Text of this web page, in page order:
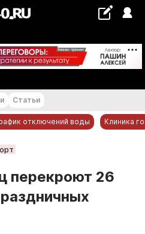
°С
Статьи
отключений воды Клиника
перекроют 26